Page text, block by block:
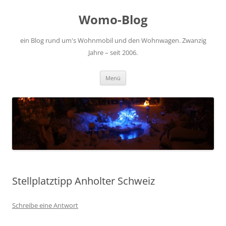
Womo-Blog
ein Blog rund um's Wohnmobil und den Wohnwagen. Zwanzig
Jahre – seit 2006.
Menü
Stellplatztipp Anholter Schweiz
Schreibe eine Antwort